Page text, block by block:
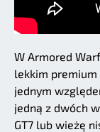
W Armored
lekkim premium
jednym
jedną z dwóch
GT7 lub wieżę